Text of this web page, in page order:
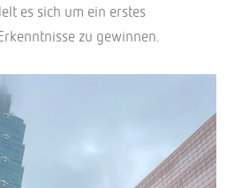
es sich um ein erstes
zu gewinnen.